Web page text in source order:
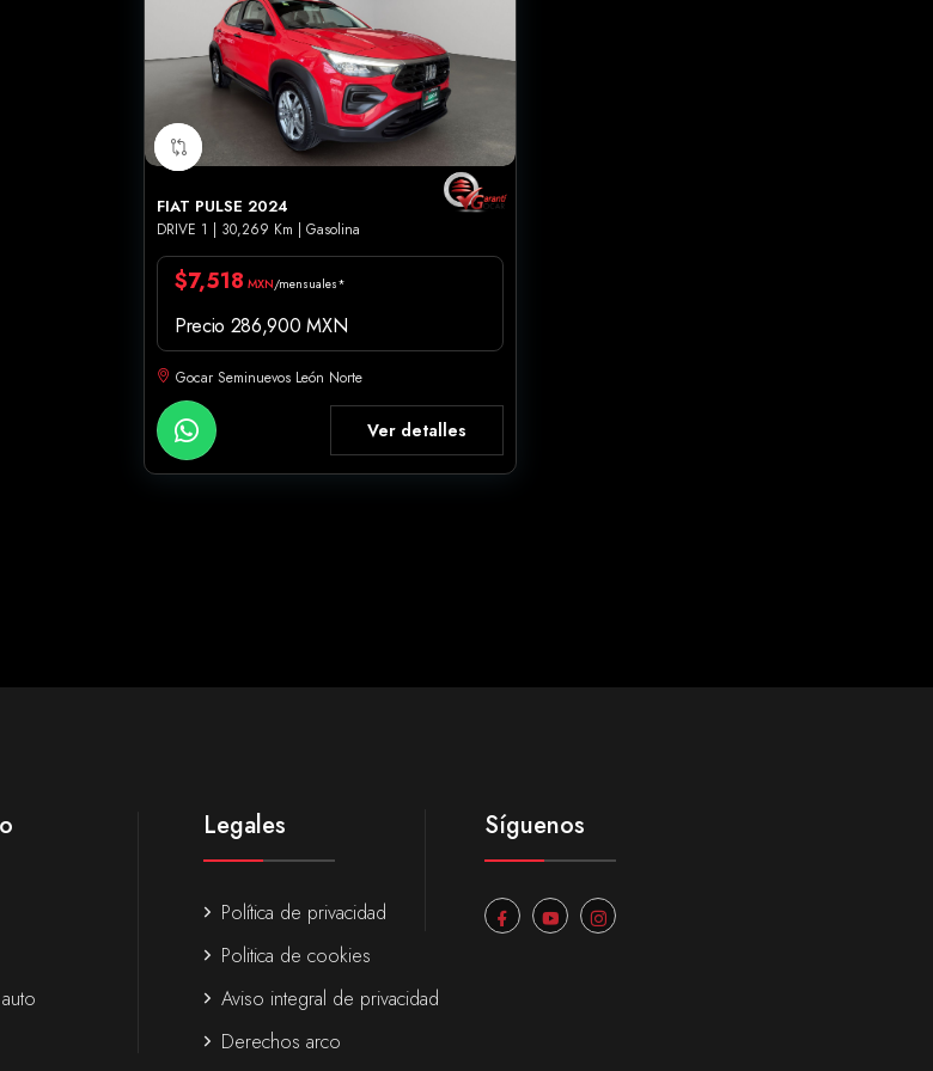
FIAT PULSE 2024
DRIVE 1 | 30,269 Km | Gasolina
$7,518 MXN/mensuales*
Precio 286,900 MXN
Gocar Seminuevos León Norte
Ver detalles
Legales
Política de privacidad
Politica de cookies
Aviso integral de privacidad
Derechos arco
Síguenos